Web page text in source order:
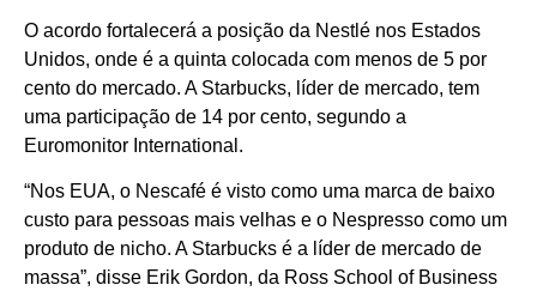
O acordo fortalecerá a posição da Nestlé nos Estados
Unidos, onde é a quinta colocada com menos de 5 por
cento do mercado. A Starbucks, líder de mercado, tem
uma participação de 14 por cento, segundo a
Euromonitor International.
“Nos EUA, o Nescafé é visto como uma marca de baixo
custo para pessoas mais velhas e o Nespresso como um
produto de nicho. A Starbucks é a líder de mercado de
massa”, disse Erik Gordon, da Ross School of Business